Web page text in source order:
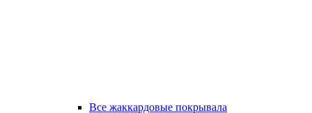
Все жаккардовые покрывала